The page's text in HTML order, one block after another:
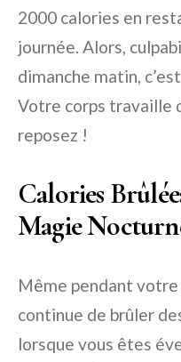
2000 calories en
journée. Alors,
dimanche matin,
Votre corps travaille
reposez !
Calories
Magie
Même pendant
continue de brûler
lorsque vous êtes